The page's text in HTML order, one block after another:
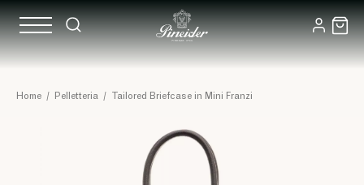
Home / Pelletteria / Tailored Briefcase in Mini Franzi